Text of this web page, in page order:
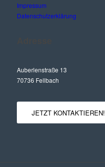
Impressum
Datenschutzerklärung
Auberlenstraße 13
70736 Fellbach
JETZT KONTAKTIEREN!